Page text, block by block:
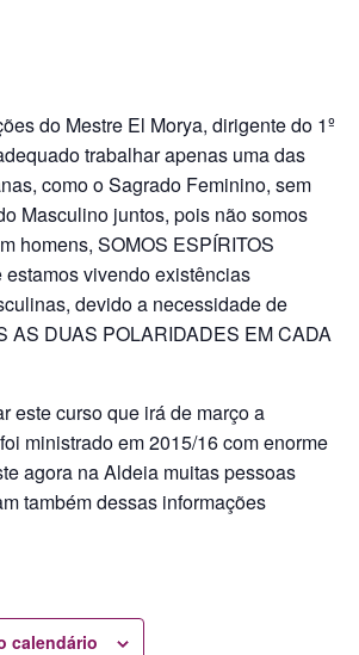
do Mestre El Morya, dirigente do 1º
trabalhar apenas uma das
como o Sagrado Feminino, sem
Masculino juntos, pois não somos
homens, SOMOS ESPÍRITOS
vivendo existências
devido a necessidade de
AS DUAS POLARIDADES EM CADA
este curso que irá de março a
ministrado em 2015/16 com enorme
agora na Aldeia muitas pessoas
também dessas informações
calendário